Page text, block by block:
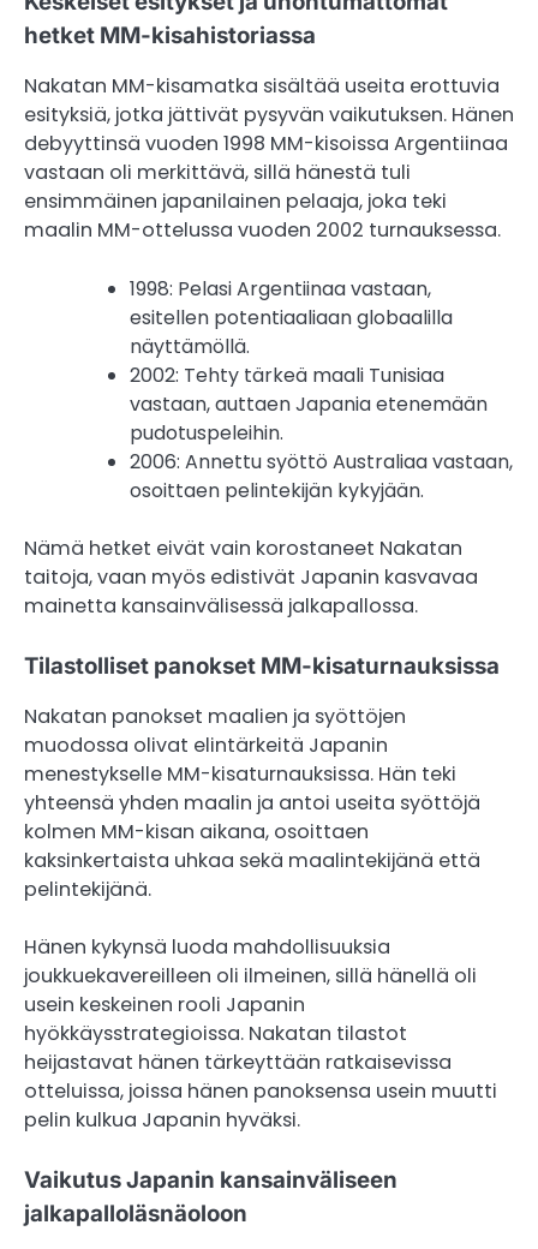
hetket MM-kisahistoriassa
Nakatan MM-kisamatka sisältää useita erottuvia
esityksiä, jotka jättivät pysyvän vaikutuksen. Hänen
debyyttinsä vuoden 1998 MM-kisoissa Argentiinaa
vastaan oli merkittävä, sillä hänestä tuli
ensimmäinen japanilainen pelaaja, joka teki
maalin MM-ottelussa vuoden 2002 turnauksessa.
1998: Pelasi Argentiinaa vastaan,
esitellen potentiaaliaan globaalilla
näyttämöllä.
2002: Tehty tärkeä maali Tunisiaa
vastaan, auttaen Japania etenemään
pudotuspeleihin.
2006: Annettu syöttö Australiaa vastaan,
osoittaen pelintekijän kykyjään.
Nämä hetket eivät vain korostaneet Nakatan
taitoja, vaan myös edistivät Japanin kasvavaa
mainetta kansainvälisessä jalkapallossa.
Tilastolliset panokset MM-kisaturnauksissa
Nakatan panokset maalien ja syöttöjen
muodossa olivat elintärkeitä Japanin
menestykselle MM-kisaturnauksissa. Hän teki
yhteensä yhden maalin ja antoi useita syöttöjä
kolmen MM-kisan aikana, osoittaen
kaksinkertaista uhkaa sekä maalintekijänä että
pelintekijänä.
Hänen kykynsä luoda mahdollisuuksia
joukkuekavereilleen oli ilmeinen, sillä hänellä oli
usein keskeinen rooli Japanin
hyökkäysstrategioissa. Nakatan tilastot
heijastavat hänen tärkeyttään ratkaisevissa
otteluissa, joissa hänen panoksensa usein muutti
pelin kulkua Japanin hyväksi.
Vaikutus Japanin kansainväliseen
jalkapalloläsnäoloon